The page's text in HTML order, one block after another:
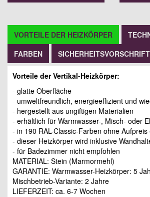
VORTEILE DER HEIZKÖRPER
FARBEN
Vorteile der Vertikal-Heizkörper:
- glatte Oberfläche
- umweltfreundlich, energieeffizient und
- hergestellt aus ungiftigen Materialien
- erhältlich für Warmwasser-, Misch- oder
- in 190 RAL-Classic-Farben ohne Aufpreis
- dieser Heizkörper wird inklusive
- für Badezimmer nicht empfohlen
MATERIAL: Stein (Marmormehl)
GARANTIE: Warmwasser-Heizkörper: 5
Mischbetrieb-Variante: 2 Jahre
LIEFERZEIT: ca. 6-7 Wochen